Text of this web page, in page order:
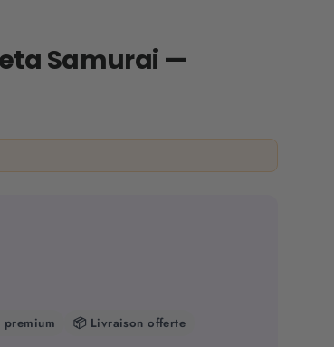
Samurai —
premium 📦 Livraison offerte